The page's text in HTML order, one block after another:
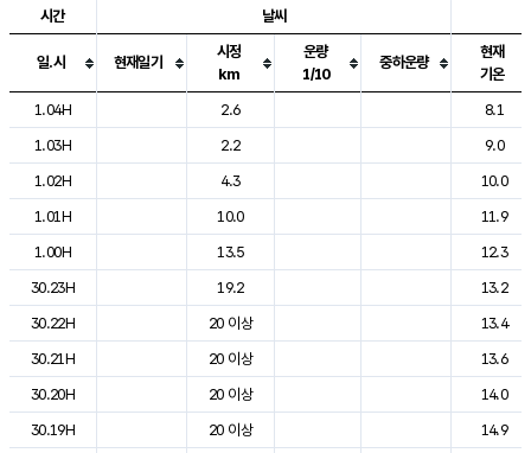
도시별 기상실황표로 지점, 날씨, 기온, 강수, 바람, 기압등을 안내한 표입
시간 날씨
일.시 현재일기
시정
km
운량
1/10
중하운량
현재
기온
1.04H
2.6
8.1
1.03H
2.2
9.0
1.02H
4.3
10.0
1.01H
10.0
11.9
1.00H
13.5
12.3
30.23H
19.2
13.2
30.22H
20 이상
13.4
30.21H
20 이상
13.6
30.20H
20 이상
14.0
30.19H
20 이상
14.9